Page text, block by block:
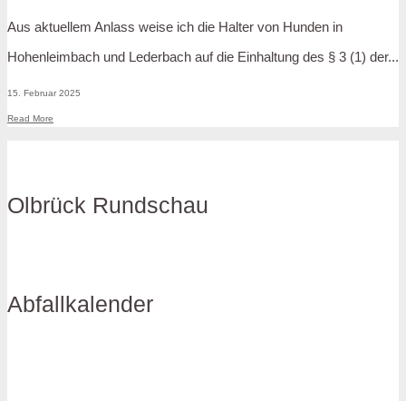
Aus aktuellem Anlass weise ich die Halter von Hunden in
Hohenleimbach und Lederbach auf die Einhaltung des § 3 (1) der...
15. Februar 2025
Read More
Olbrück Rundschau
Abfallkalender